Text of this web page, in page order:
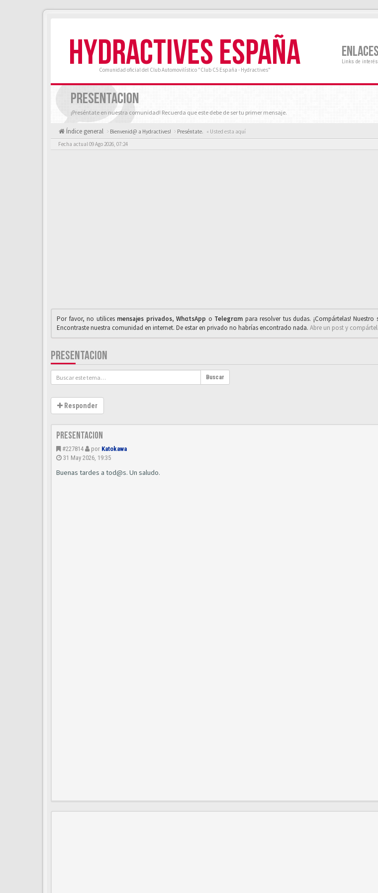
HYDRACTIVES ESPAÑA
Comunidad oficial del Club Automovilístico "Club C5 España - Hydractives"
ENLACES
Links de interés
PRESENTACION
¡Preséntate en nuestra comunidad! Recuerda que este debe de ser tu primer mensaje.
Índice general Bienvenid@ a Hydractives! Preséntate. « Usted esta aquí
Fecha actual 09 Ago 2026, 07:24
Por favor, no utilices mensajes privados,WhαtsApp o Telegrαm para resolver tus dudas. ¡Compártelas!
Encontraste nuestra comunidad en internet. De estar en privado no habrías encontrado nada. Abre un post y
PRESENTACION
Buscar
Responder
Presentacion
#227814 por Katokawa
31 May 2026, 19:35
Buenas tardes a tod@s. Un saludo.